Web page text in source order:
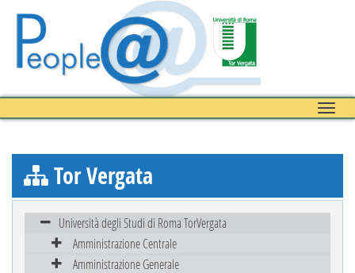
Toggle
Tor Vergata
Università degli Studi di Roma TorVergata
Amministrazione Centrale
Amministrazione Generale